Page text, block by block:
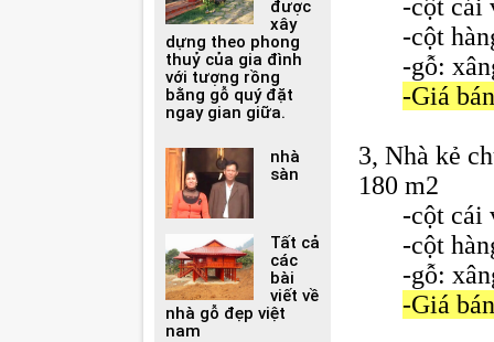
-cột cái
-cột
-gỗ:
-Giá
3, Nhà kẻ
180 m2
-cột cái
-cột
-gỗ:
-Giá
được
xây
dựng theo phong
thuỷ của gia đình
với tượng rồng
bằng gỗ quý đặt
ngay gian giữa.
nhà
sàn
Tất cả
các
bài
viết về
nhà gỗ đẹp việt
nam